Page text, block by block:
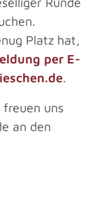
Platz hat,
per E-
.
freuen uns
an den